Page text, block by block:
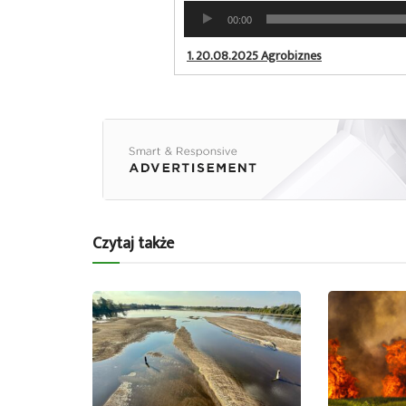
Odtwarzacz
plików
dźwiękowych
00:00
1.20.08.2025 Agrobiznes
Czytaj także